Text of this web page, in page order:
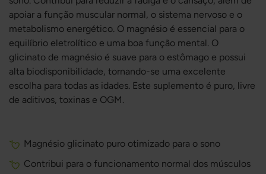
apoiar a função muscular normal, o sistema nervoso e o
metabolismo energético. O magnésio é essencial para o
equilíbrio eletrolítico e uma boa função mental. O
glicinato de magnésio é suave para o estômago e possui
alta biodisponibilidade, tornando-se uma excelente
escolha para todas as idades. Este suplemento é puro, livre
de aditivos, toxinas e OGM.
Magnésio glicinato puro otimizado para o sono
Contribui para o funcionamento normal dos músculos